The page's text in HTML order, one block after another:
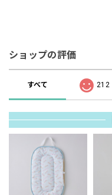
ショップの評価
すべて 212